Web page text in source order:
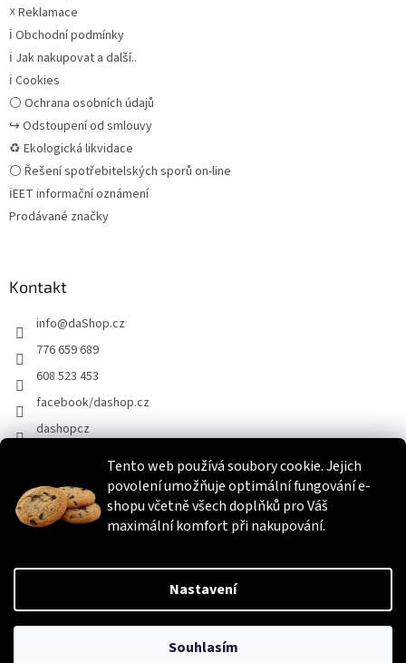
Tento web používá soubory cookie. Jejich
povolení umožňuje optimální fungování e-
shopu včetně všech doplňků pro Váš
maximální komfort při nakupování.
Nastavení
Souhlasím
☓ Reklamace
ℹ Obchodní podmínky
ℹ Jak nakupovat a další..
ℹ Cookies
⚪ Ochrana osobních údajů
↪ Odstoupení od smlouvy
♻ Ekologická likvidace
⚪ Řešení spotřebitelských sporů on-line
ℹEET informační oznámení
Prodávané značky
Kontakt
info@daShop.cz
776 659 689
608 523 453
facebook/dashop.cz
dashopcz
Heureka.cz Zboží.cz Srovnáme.cz
Copyright 2026daShop.cz. Všechna práva vyhrazena.Upravit
nastavení cookies